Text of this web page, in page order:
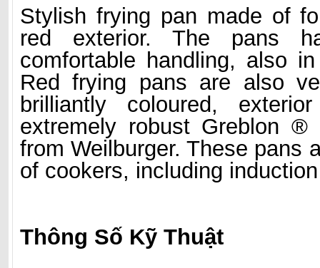
Stylish frying pan made of
red exterior. The pans
comfortable handling, also
Red frying pans are also
brilliantly coloured,
extremely robust Greblon ®
from Weilburger. These pans
of cookers, including
Thông Số Kỹ Thuật